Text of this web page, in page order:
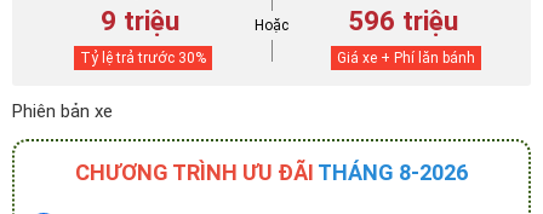
9 triệu
Tỷ lệ trả trước 30%
Hoặc 596 triệu
Giá xe + Phí lăn bánh
Phiên bản xe
CHƯƠNG TRÌNH ƯU ĐÃI THÁNG 8-2026